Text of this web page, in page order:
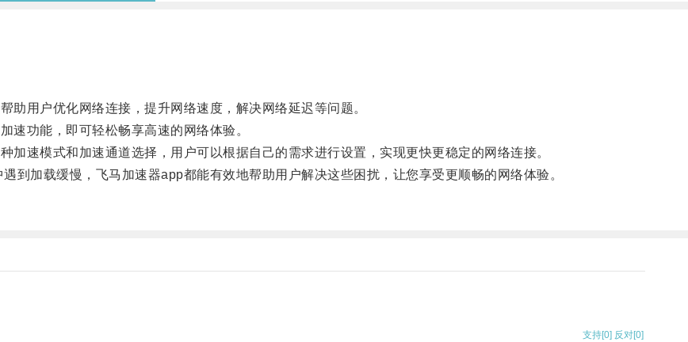
用户优化网络连接，提升网络速度，解决网络延迟等问题。
功能，即可轻松畅享高速的网络体验。
速模式和加速通道选择，用户可以根据自己的需求进行设置，实现更快更稳定的网络连接。
加载缓慢，飞马加速器app都能有效地帮助用户解决这些困扰，让您享受更顺畅的网络体验。
支持[0] 反对[0]